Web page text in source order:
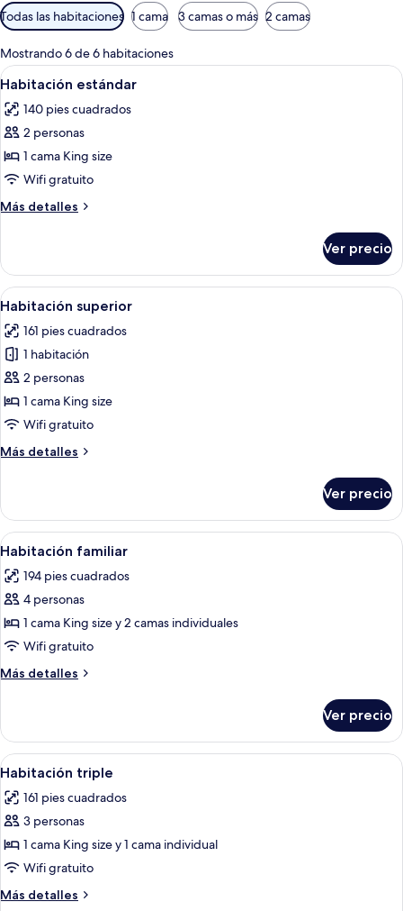
Filtros
disponibles
para
las
habitaciones
Todas las habitaciones 1 cama 3 camas o más 2 camas
Mostrando 6 de 6 habitaciones
Abrir
todas
las
fotos
de
Habitación
estándar
Un dormitorio con una cama
4
Habitación estándar
140 pies cuadrados
2 personas
1 cama King size
Wifi gratuito
Más detalles
Más
estándar
Ver precio
Abrir
todas
las
fotos
de
Habitación
superior
Una habitación con una cama, un
6
Habitación superior
161 pies cuadrados
1 habitación
2 personas
1 cama King size
Wifi gratuito
Más detalles
Más
superior
Ver precio
Abrir
todas
las
fotos
de
Habitación
familiar
Habitación de hotel con una cama
5
Habitación familiar
194 pies cuadrados
4 personas
1 cama King size y 2 camas individuales
Wifi gratuito
Más detalles
Más
familiar
Ver precio
Abrir
todas
las
fotos
de
Habitación
triple
Una habitación con dos camas,
6
Habitación triple
161 pies cuadrados
3 personas
1 cama King size y 1 cama individual
Wifi gratuito
Más detalles
Más